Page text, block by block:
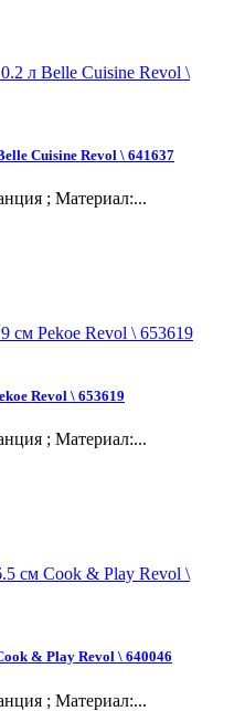
Сuisine Revol \ 641637
; Материал:...
Revol \ 653619
; Материал:...
& Play Revol \ 640046
; Материал:...